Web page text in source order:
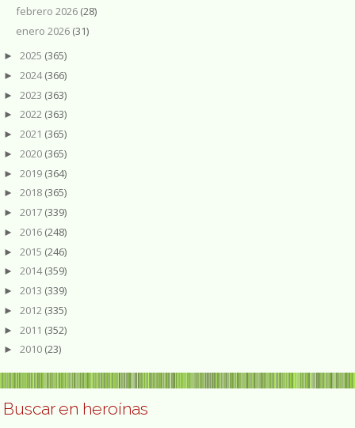
febrero 2026 (28)
enero 2026 (31)
► 2025 (365)
► 2024(366)
► 2023 (363)
► 2022 (363)
► 2021 (365)
► 2020 (365)
► 2019 (364)
► 2018 (365)
► 2017 (339)
► 2016 (248)
► 2015 (246)
► 2014(359)
► 2013 (339)
► 2012 (335)
► 2011 (352)
► 2010 (23)
Buscar en heroínas